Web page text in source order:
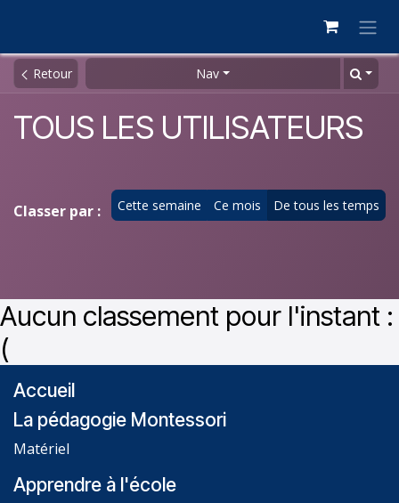
Retour Nav
TOUS LES UTILISATEURS
Classer par : Cette semaine Ce mois De tous les temps
Aucun classement pour l'instant :
(
Accueil
La pédagogie Montessori
Matériel
Apprendre à l'école